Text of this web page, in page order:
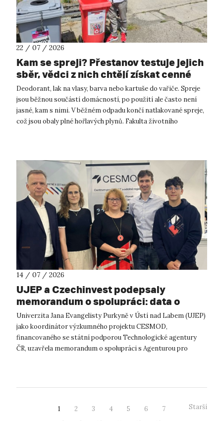
22 / 07 / 2026
Kam se spreji? Přestanov testuje jejich
sběr, vědci z nich chtějí získat cenné
kovy
Deodorant, lak na vlasy, barva nebo kartuše do vařiče. Spreje
jsou běžnou součástí domácností, po použití ale často není
jasné, kam s nimi. V běžném odpadu končí natlakované spreje,
což jsou obaly plné hořlavých plynů. Fakulta životního
14 / 07 / 2026
UJEP a Czechinvest podepsaly
memorandum o spolupráci: data o
podnikatelském prostředí posílí
výzkum CESMOD
Univerzita Jana Evangelisty Purkyně v Ústí nad Labem (UJEP)
jako koordinátor výzkumného projektu CESMOD,
financovaného se státní podporou Technologické agentury
ČR, uzavřela memorandum o spolupráci s Agenturou pro
1 2 3 4 5 6
7
Starší